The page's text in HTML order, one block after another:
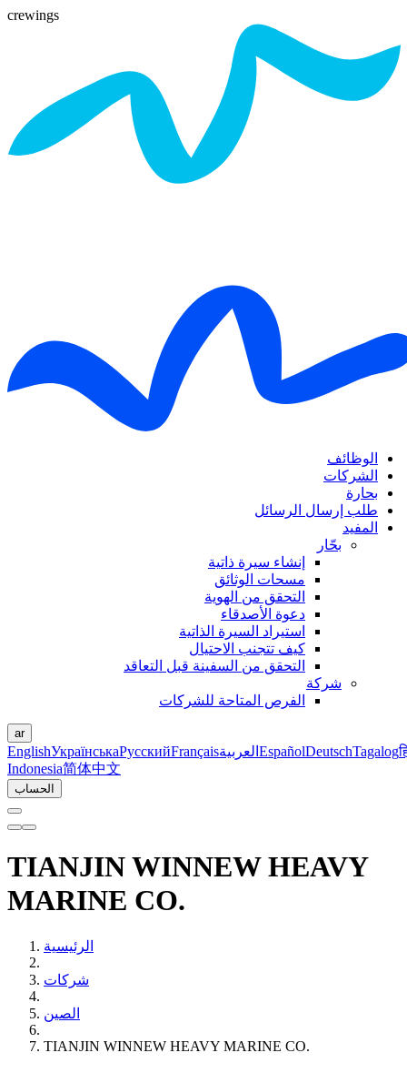
crewings
الوظائف
الشركات
بحارة
طلب إرسال الرسائل
المفيد
بحّار
إنشاء سيرة ذاتية
مسحات الوثائق
التحقق من الهوية
دعوة الأصدقاء
استيراد السيرة الذاتية
كيف تتجنب الاحتيال
التحقق من السفينة قبل التعاقد
شركة
الفرص المتاحة للشركات
ar
EnglishУкраїнськаРусскийFrançaisالعربية EspañolDeutschTagalog
Indonesia简体中文
الحساب
TIANJIN WINNEW HEAVY
MARINE CO.
الرئيسية
شركات
الصين
TIANJIN WINNEW HEAVY MARINE CO.